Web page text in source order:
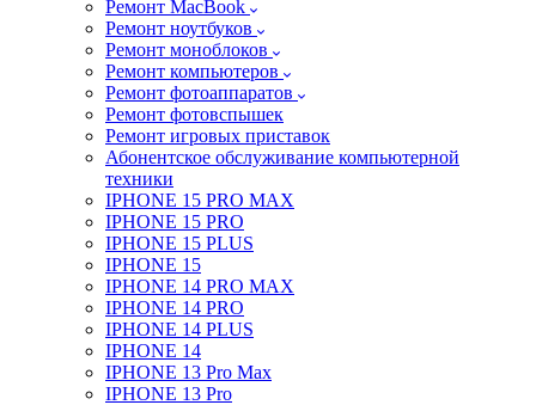
Ремонт MacBook
Ремонт ноутбуков
Ремонт моноблоков
Ремонт компьютеров
Ремонт фотоаппаратов
Ремонт фотовспышек
Ремонт игровых приставок
Абонентское обслуживание компьютерной
техники
IPHONE 15 PRO MAX
IPHONE 15 PRO
IPHONE 15 PLUS
IPHONE 15
IPHONE 14 PRO MAX
IPHONE 14 PRO
IPHONE 14 PLUS
IPHONE 14
IPHONE 13 Pro Max
IPHONE 13 Pro